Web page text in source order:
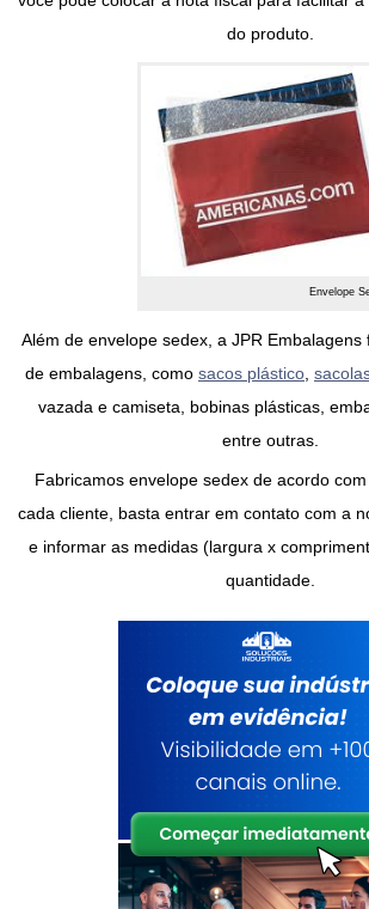
do produto.
Envelope
Além de envelope sedex, a JPR Embalagens
de embalagens, como sacos plástico
vazada e camiseta, bobinas plásticas,
entre outras.
Fabricamos envelope sedex de acordo
cada cliente, basta entrar em contato com a
e informar as medidas (largura x
quantidade.